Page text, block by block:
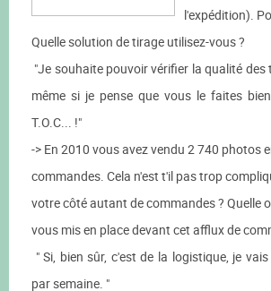
l'expédition).
Quelle solution de tirage utilisez-vous ?
"Je souhaite pouvoir vérifier la qualité des
même si je pense que vous le faites
T.O.C... !"
-> En 2010 vous avez vendu 2 740 photos
commandes. Cela n'est t'il pas trop
votre côté autant de commandes ? Quelle
vous mis en place devant cet afflux de
" Si, bien sûr, c'est de la logistique, je
par semaine. "